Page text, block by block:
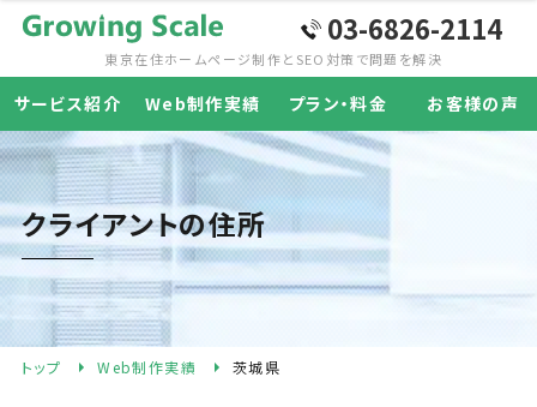
東京在住ホームページ制作と SEO対策で問題を解決
03-6826-2114
サービス紹介 Web制作実績 プラン・料金 お客様の声
クライアントの住所
トップ Web制作実績 茨城県